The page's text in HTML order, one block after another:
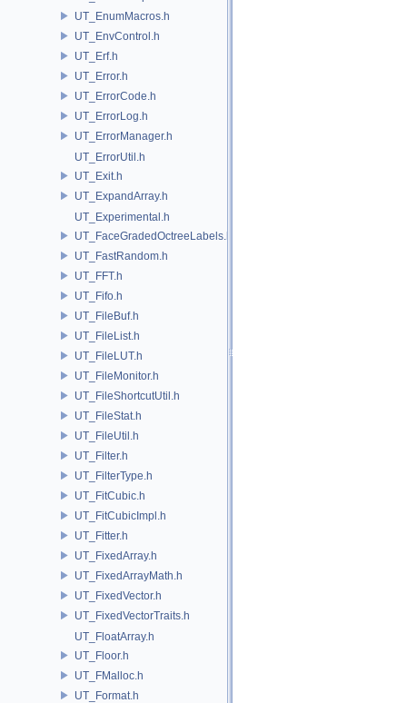
UT_EnumMacros.h
UT_EnvControl.h
UT_Erf.h
UT_Error.h
UT_ErrorCode.h
UT_ErrorLog.h
UT_ErrorManager.h
UT_ErrorUtil.h
UT_Exit.h
UT_ExpandArray.h
UT_Experimental.h
UT_FaceGradedOctreeLabels.h
UT_FastRandom.h
UT_FFT.h
UT_Fifo.h
UT_FileBuf.h
UT_FileList.h
UT_FileLUT.h
UT_FileMonitor.h
UT_FileShortcutUtil.h
UT_FileStat.h
UT_FileUtil.h
UT_Filter.h
UT_FilterType.h
UT_FitCubic.h
UT_FitCubicImpl.h
UT_Fitter.h
UT_FixedArray.h
UT_FixedArrayMath.h
UT_FixedVector.h
UT_FixedVectorTraits.h
UT_FloatArray.h
UT_Floor.h
UT_FMalloc.h
UT_Format.h